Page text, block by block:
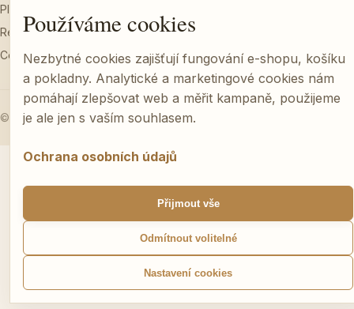
Platební podmínky a dodání
Reklamační řád
Cookies
© 2026 Farma Nahošovice. Všechna práva vyhrazena.
Používáme cookies
Nezbytné cookies zajišťují fungování e-shopu, košíku
a pokladny. Analytické a marketingové cookies nám
pomáhají zlepšovat web a měřit kampaně, použijeme
je ale jen s vaším souhlasem.
Ochrana osobních údajů
Přijmout vše
Odmítnout volitelné
Nastavení cookies